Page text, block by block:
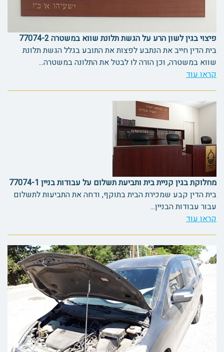
פיצוי בגין לשון הרע על הגשת תלונת שווא במשטרה 77074-2
בית הדין חייב את הנתבע לפצות את התובע בגלל הגשת תלונת
שווא במשטרה, וכן הורה לו לבטל את התלונה במשטרה...
קראו עוד
מחלוקת בגין קניית בית ותביעת תשלום על עבודות בניין 77074-1
בית הדין קבע שמכירת הבית בתוקף, ודחה את התביעות לתשלום
עבור עבודות הבניין...
קראו עוד